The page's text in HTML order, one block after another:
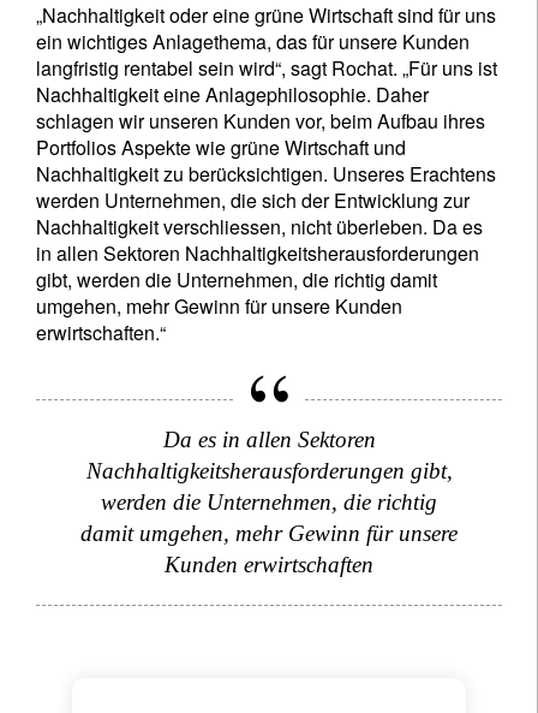
„Nachhaltigkeit oder eine grüne Wirtschaft sind für uns
ein wichtiges Anlagethema, das für unsere Kunden
langfristig rentabel sein wird“, sagt Rochat. „Für uns ist
Nachhaltigkeit eine Anlagephilosophie. Daher
schlagen wir unseren Kunden vor, beim Aufbau ihres
Portfolios Aspekte wie grüne Wirtschaft und
Nachhaltigkeit zu berücksichtigen. Unseres Erachtens
werden Unternehmen, die sich der Entwicklung zur
Nachhaltigkeit verschliessen, nicht überleben. Da es
in allen Sektoren Nachhaltigkeitsherausforderungen
gibt, werden die Unternehmen, die richtig damit
umgehen, mehr Gewinn für unsere Kunden
erwirtschaften.“
Da es in allen Sektoren
Nachhaltigkeitsherausforderungen gibt,
werden die Unternehmen, die richtig
damit umgehen, mehr Gewinn für unsere
Kunden erwirtschaften